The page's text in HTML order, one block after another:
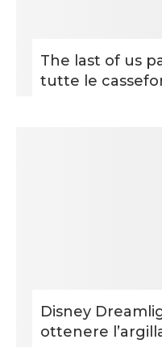
The last of us
tutte le
Disney
ottenere